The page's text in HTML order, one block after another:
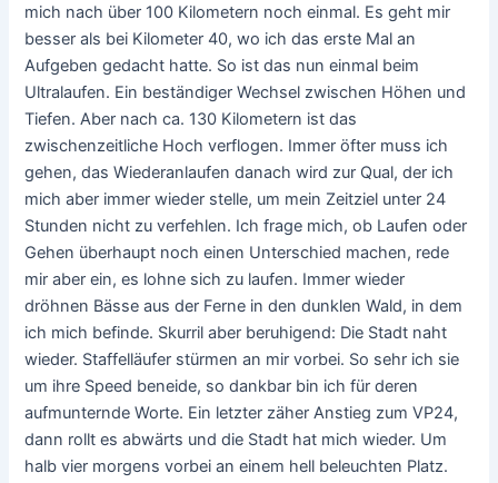
mich nach über 100 Kilometern noch einmal. Es geht mir
besser als bei Kilometer 40, wo ich das erste Mal an
Aufgeben gedacht hatte. So ist das nun einmal beim
Ultralaufen. Ein beständiger Wechsel zwischen Höhen und
Tiefen. Aber nach ca. 130 Kilometern ist das
zwischenzeitliche Hoch verflogen. Immer öfter muss ich
gehen, das Wiederanlaufen danach wird zur Qual, der ich
mich aber immer wieder stelle, um mein Zeitziel unter 24
Stunden nicht zu verfehlen. Ich frage mich, ob Laufen oder
Gehen überhaupt noch einen Unterschied machen, rede
mir aber ein, es lohne sich zu laufen. Immer wieder
dröhnen Bässe aus der Ferne in den dunklen Wald, in dem
ich mich befinde. Skurril aber beruhigend: Die Stadt naht
wieder. Staffelläufer stürmen an mir vorbei. So sehr ich sie
um ihre Speed beneide, so dankbar bin ich für deren
aufmunternde Worte. Ein letzter zäher Anstieg zum VP24,
dann rollt es abwärts und die Stadt hat mich wieder. Um
halb vier morgens vorbei an einem hell beleuchten Platz.